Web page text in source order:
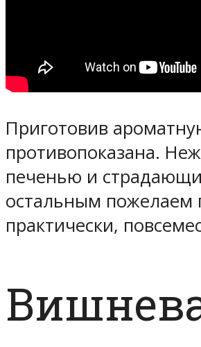
Приготовив
противопоказана.
печенью и
остальным пожелаем
практически,